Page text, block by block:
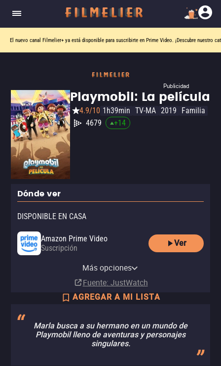
El nuevo canal Filmelier+ ya está disponible para suscribirte en Prime Video. ¡Descubre nuestro
Publicidad
Playmobil: La película
4.9/10 1h39min TV-MA 2019
Familia
4679
+14
Dónde ver
DISPONIBLE EN CASA
Amazon Prime Video
Suscripción
Ver
Amazon Video
Apple TV Store
Más opciones
Fuente: JustWatch
AGREGAR A MI LISTA
Marla busca a su hermano en un mundo de
Playmobil lleno de aventuras y personajes
singulares.